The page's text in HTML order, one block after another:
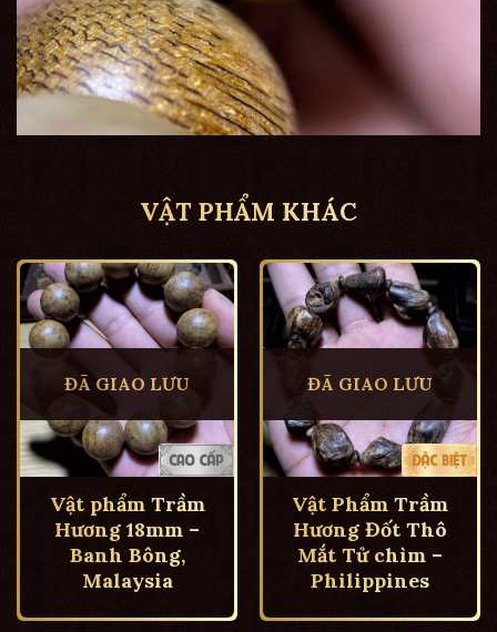
VẬT PHẨM KHÁC
ĐÃ GIAO LƯU
Vật phẩm Trầm
Hương 18mm –
Banh Bông,
Malaysia
ĐÃ GIAO LƯU
Vật Phẩm Trầm
Hương Đốt Thô
Mắt Tử chìm –
Philippines